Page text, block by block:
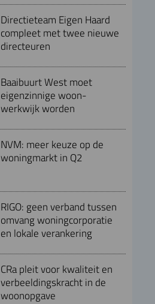
Directieteam Eigen Haard
compleet met twee nieuwe
directeuren
Baaibuurt West moet
eigenzinnige woon-
werkwijk worden
NVM: meer keuze op de
woningmarkt in Q2
RIGO: geen verband tussen
omvang woningcorporatie
en lokale verankering
CRa pleit voor kwaliteit en
verbeeldingskracht in de
woonopgave